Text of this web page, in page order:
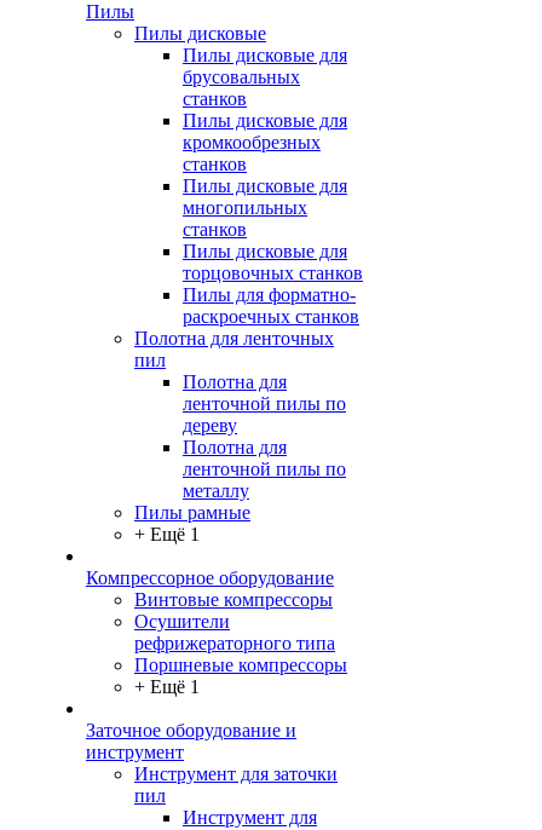
Пилы
Пилы дисковые
Пилы дисковые для
брусовальных
станков
Пилы дисковые для
кромкообрезных
станков
Пилы дисковые для
многопильных
станков
Пилы дисковые для
торцовочных станков
Пилы для форматно-
раскроечных станков
Полотна для ленточных
пил
Полотна для
ленточной пилы по
дереву
Полотна для
ленточной пилы по
металлу
Пилы рамные
+ Ещё 1
Компрессорное оборудование
Винтовые компрессоры
Осушители
рефрижераторного типа
Поршневые компрессоры
+ Ещё 1
Заточное оборудование и
инструмент
Инструмент для заточки
пил
Инструмент для